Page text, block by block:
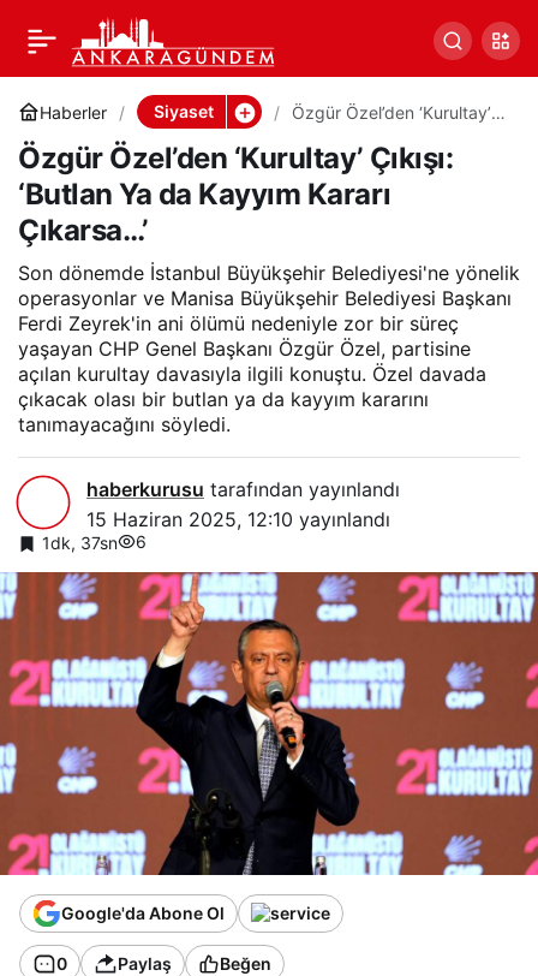
Haberler Siyaset
Özgür Özel’den ‘Kurultay’
Kararı Çıkarsa…’
Özgür Özel’den ‘Kurultay’ Çıkışı:
‘Butlan Ya da Kayyım Kararı
Çıkarsa…’
Son dönemde İstanbul Büyükşehir Belediyesi'ne yönelik
operasyonlar ve Manisa Büyükşehir Belediyesi Başkanı
Ferdi Zeyrek'in ani ölümü nedeniyle zor bir süreç
yaşayan CHP Genel Başkanı Özgür Özel, partisine
açılan kurultay davasıyla ilgili konuştu. Özel davada
çıkacak olası bir butlan ya da kayyım kararını
tanımayacağını söyledi.
haberkurusu tarafından yayınlandı
15 Haziran 2025, 12:10 yayınlandı
1dk, 37sn 6
Google'da Abone Ol
0 Paylaş Beğen
Özgür Özel’den ‘Kurultay’
Çıkışı: ‘Butlan Ya da
Kayyım Kararı Çıkarsa…’
0 Paylaş